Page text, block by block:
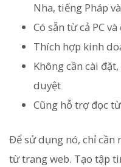
Nha, tiếng Pháp
Có sẵn từ cả PC
Thích hợp kinh
Không cần cài
duyệt
Cũng hỗ trợ đọc
Để sử dụng nó, chỉ cần
từ trang web. Tạo tập